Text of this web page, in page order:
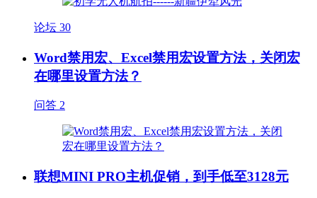
论坛 30
Word禁用宏、Excel禁用宏设置方法，关闭宏
在哪里设置方法？
问答 2
联想MINI PRO主机促销，到手低至3128元